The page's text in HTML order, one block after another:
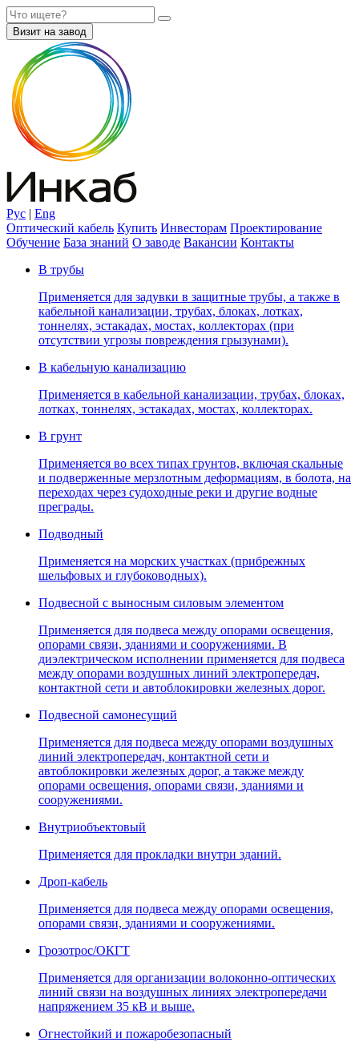
Визит на завод
Рус | Eng
Оптический кабель Купить Инвесторам Проектирование
Обучение База знаний О заводе Вакансии Контакты
В трубы
Применяется для задувки в защитные трубы, а также в
кабельной канализации, трубах, блоках, лотках,
тоннелях, эстакадах, мостах, коллекторах (при
отсутствии угрозы повреждения грызунами).
В кабельную канализацию
Применяется в кабельной канализации, трубах, блоках,
лотках, тоннелях, эстакадах, мостах, коллекторах.
В грунт
Применяется во всех типах грунтов, включая скальные
и подверженные мерзлотным деформациям, в болота, на
переходах через судоходные реки и другие водные
преграды.
Подводный
Применяется на морских участках (прибрежных
шельфовых и глубоководных).
Подвесной с выносным силовым элементом
Применяется для подвеса между опорами освещения,
опорами связи, зданиями и сооружениями. В
диэлектрическом исполнении применяется для подвеса
между опорами воздушных линий электропередач,
контактной сети и автоблокировки железных дорог.
Подвесной самонесущий
Применяется для подвеса между опорами воздушных
линий электропередач, контактной сети и
автоблокировки железных дорог, а также между
опорами освещения, опорами связи, зданиями и
сооружениями.
Внутриобъектовый
Применяется для прокладки внутри зданий.
Дроп-кабель
Применяется для подвеса между опорами освещения,
опорами связи, зданиями и сооружениями.
Грозотрос/ОКГТ
Применяется для организации волоконно-оптических
линий связи на воздушных линиях электропередачи
напряжением 35 кВ и выше.
Огнестойкий и пожаробезопасный